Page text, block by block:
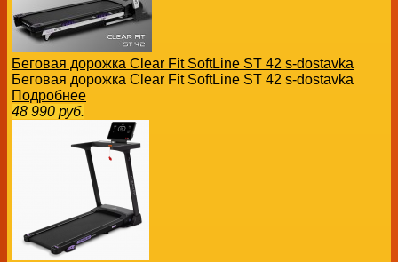
Беговая дорожка Clear Fit SoftLine ST 42 s-dostavka
Беговая дорожка Clear Fit SoftLine ST 42 s-dostavka
Подробнее
48 990 руб.